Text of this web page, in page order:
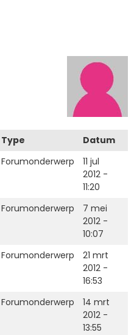
Type
Datum
Forumonderwerp
11 jul
2012 -
11:20
Forumonderwerp
7 mei
2012 -
10:07
Forumonderwerp
21 mrt
2012 -
16:53
Forumonderwerp
14 mrt
2012 -
13:55